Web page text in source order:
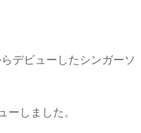
デビューしたシンガーソ
ーしました。